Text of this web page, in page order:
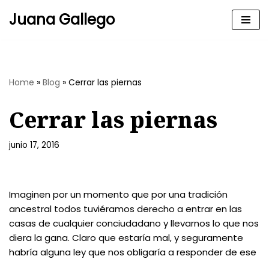
Juana Gallego
Home » Blog » Cerrar las piernas
Cerrar las piernas
junio 17, 2016
Imaginen por un momento que por una tradición
ancestral todos tuviéramos derecho a entrar en las
casas de cualquier conciudadano y llevarnos lo que nos
diera la gana. Claro que estaría mal, y seguramente
habría alguna ley que nos obligaría a responder de ese